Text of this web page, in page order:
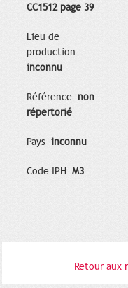
CC1512 page 39
Lieu de
production
inconnu
Référence non
répertorié
Pays inconnu
Code IPH M3
Retour aux